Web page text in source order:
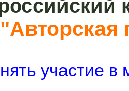
"Авторская
участие